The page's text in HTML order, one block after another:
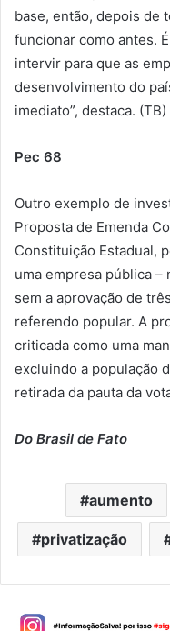
base, então, depois de
funcionar como antes.
intervir para que as
desenvolvimento do
imediato”, destaca. (TB)
Pec 68
Outro exemplo de
Proposta de Emenda
Constituição Estadual,
uma empresa pública –
sem a aprovação de
referendo popular. A
criticada como uma
excluindo a população
retirada da pauta da
Do Brasil de Fato
aumento
privatização